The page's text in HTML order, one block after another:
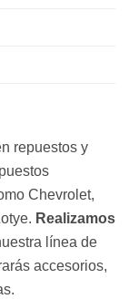
repuestos y
Chevrolet,
Realizamos
línea de
accesorios,